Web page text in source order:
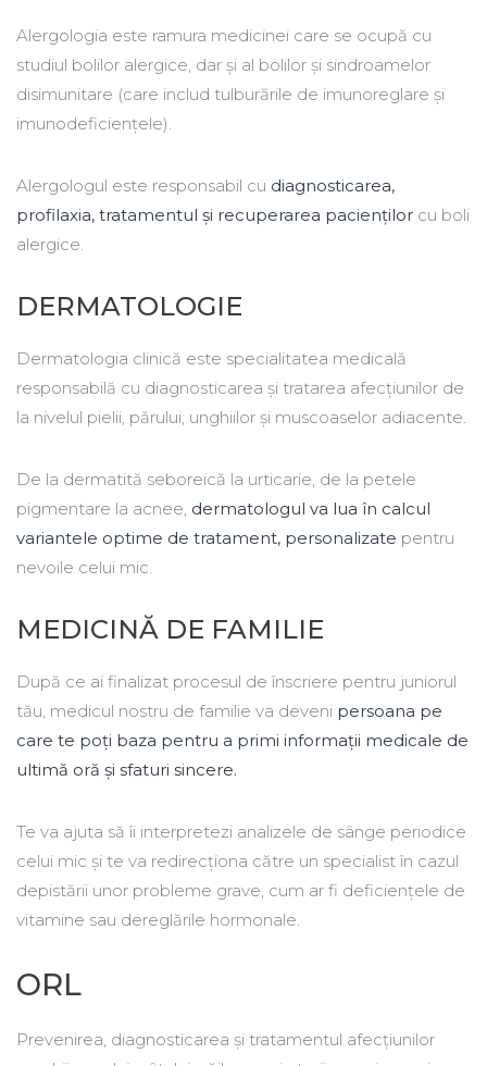
Alergologia este ramura medicinei care se ocupă cu
studiul bolilor alergice, dar și al bolilor și sindroamelor
disimunitare (care includ tulburările de imunoreglare și
imunodeficiențele).
Alergologul este responsabil cu diagnosticarea,
profilaxia, tratamentul și recuperarea pacienților cu boli
alergice.
DERMATOLOGIE
Dermatologia clinică este specialitatea medicală
responsabilă cu diagnosticarea și tratarea afecțiunilor de
la nivelul pielii, părului, unghiilor și muscoaselor adiacente.
De la dermatită seboreică la urticarie, de la petele
pigmentare la acnee, dermatologul va lua în calcul
variantele optime de tratament, personalizate pentru
nevoile celui mic.
MEDICINĂ DE FAMILIE
După ce ai finalizat procesul de înscriere pentru juniorul
tău, medicul nostru de familie va deveni persoana pe
care te poți baza pentru a primi informații medicale de
ultimă oră și sfaturi sincere.
Te va ajuta să îi interpretezi analizele de sânge periodice
celui mic și te va redirecționa către un specialist în cazul
depistării unor probleme grave, cum ar fi deficiențele de
vitamine sau dereglările hormonale.
ORL
Prevenirea, diagnosticarea și tratamentul afecțiunilor